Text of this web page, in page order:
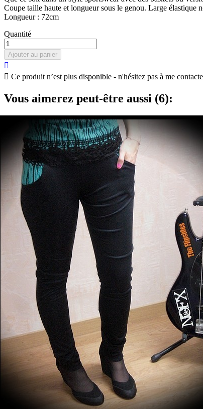
Coupe taille haute et longueur sous le genou. Large élastique
Longueur : 72cm
Quantité
Ajouter au panier

 Ce produit n’est plus disponible - n'hésitez pas à me
Vous aimerez peut-être aussi (6):